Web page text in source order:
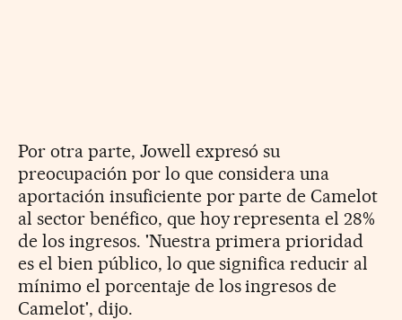
Por otra parte, Jowell expresó su
preocupación por lo que considera una
aportación insuficiente por parte de Camelot
al sector benéfico, que hoy representa el 28%
de los ingresos. 'Nuestra primera prioridad
es el bien público, lo que significa reducir al
mínimo el porcentaje de los ingresos de
Camelot', dijo.